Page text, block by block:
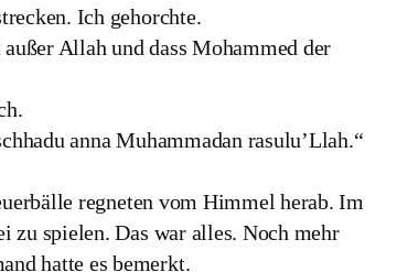
Ich gehorchte.
Allah und dass Mohammed der
anna Muhammadan rasulu’Llah.“
regneten vom Himmel herab. Im
zu spielen. Das war alles. Noch mehr
hatte es bemerkt.